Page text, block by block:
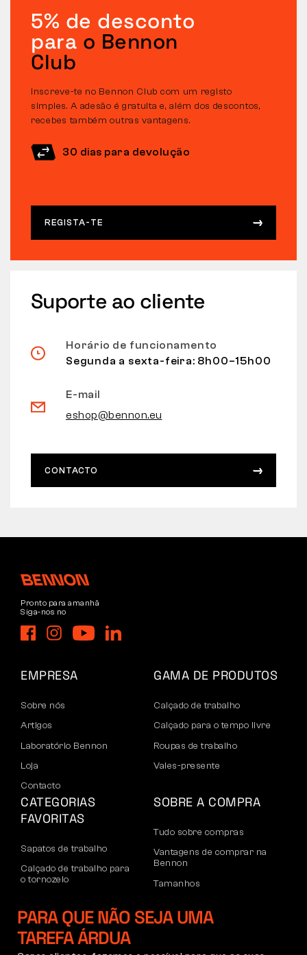
5% de desconto
para o Bennon
Club
Inscreve-te no Bennon Club com um registo
simples. A adesão é gratuita e, além dos descontos,
recebes também outras vantagens.
30 dias para devolução
REGISTA-TE
Suporte ao cliente
Horário de funcionamento
Segunda a sexta-feira: 8h00–15h00
E-mail
eshop@bennon.eu
CONTACTO
Pronto para amanhã
Siga-nos no
EMPRESA
Sobre nós
Artigos
Laboratório Bennon
Loja
Contacto
GAMA DE PRODUTOS
Calçado de trabalho
Calçado para o tempo livre
Roupas de trabalho
Vales-presente
CATEGORIAS
FAVORITAS
Sapatos de trabalho
Calçado de trabalho para
o tornozelo
Calçado de lazer para
o tornozelo
Calças
SOBRE A COMPRA
Tudo sobre compras
Vantagens de comprar na
Bennon
Tamanhos
Transporte e pagamento
PARA QUE NÃO SEJA UMA
TAREFA ÁRDUA